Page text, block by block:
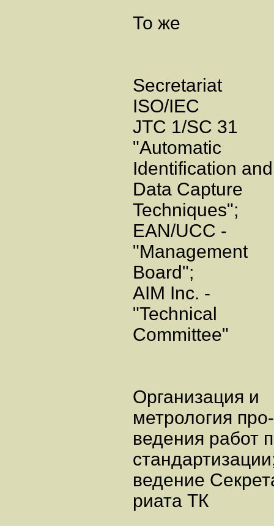
То же
Secretariat
ISO/IEC
JTC 1/SC 31
"Automatic
Identification and
Data Capture
Techniques";
EAN/UCC -
Board";
AIM Inc. -
"Technical
Committee"
Организация и
метрология про-
ведения работ
ведение
риата ТК